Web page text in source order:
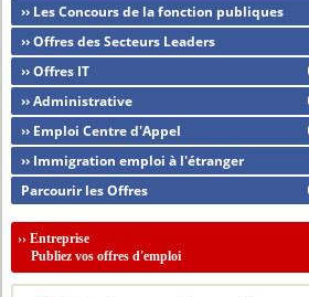
›› Les Concours de la fonction publiques
›› Offres des Secteurs Leaders
›› Offres IT
›› Administrative
›› Emploi Centre d'Appel
›› Immigration emploi à l'étranger
Parcourir les Offres
››Entreprise
Publiez vos offres d'emploi